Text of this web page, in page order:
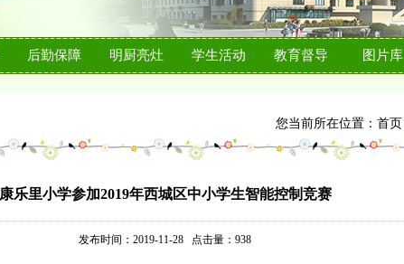
后勤保障 明厨亮灶 学生活动 教育督导 图片库
您当前所在位置： 首页
康乐里小学参加2019年西城区中小学生智能控制竞赛
发布时间：2019-11-28 点击量： 938